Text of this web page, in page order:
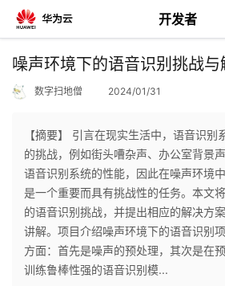
开发者
返
个
人
主
我
的
我
噪声环境下的语音识别挑战与
数字扫地僧 2024/01/31
【摘要】 引言在现实生活中，语音识别
的挑战，例如街头嘈杂声、办公室背景
语音识别系统的性能，因此在噪声环境
是一个重要而具有挑战性的任务。本文
的语音识别挑战，并提出相应的解决方
讲解。项目介绍噪声环境下的语音识别
方面：首先是噪声的预处理，其次是在
训练鲁棒性强的语音识别模...